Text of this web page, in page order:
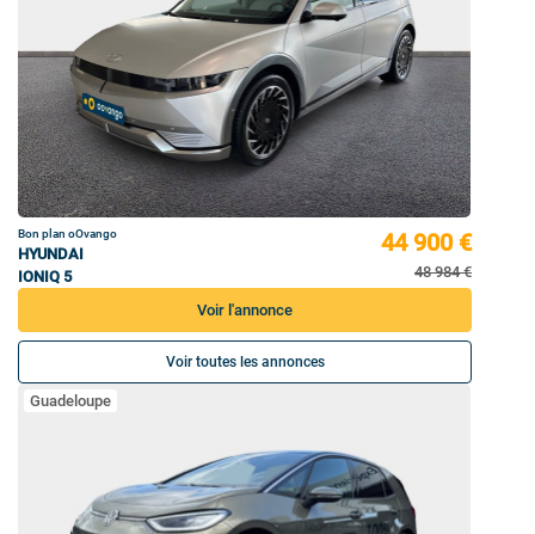
Bon plan oOvango
HYUNDAI
IONIQ 5
44 900 €
48 984 €
Voir l'annonce
Voir toutes les annonces
Guadeloupe